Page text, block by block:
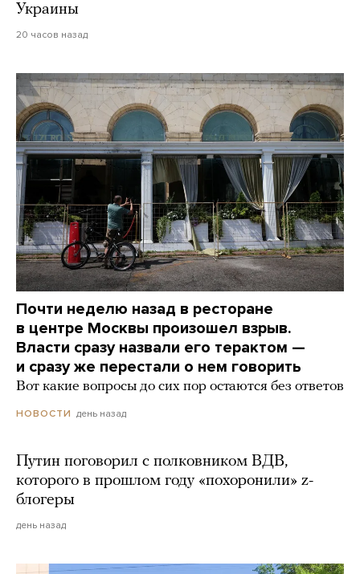
Украины
20 часов назад
Почти неделю назад в ресторане
в центре Москвы произошел взрыв.
Власти сразу назвали его терактом —
и сразу же перестали о нем говорить
Вот какие вопросы до сих пор остаются без ответов
НОВОСТИ день назад
Путин поговорил с полковником ВДВ,
которого в прошлом году «похоронили» z-
блогеры
день назад